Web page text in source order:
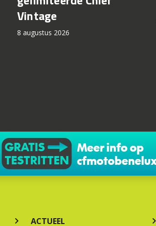
Vintage
8 augustus 2026
ACTUEEL